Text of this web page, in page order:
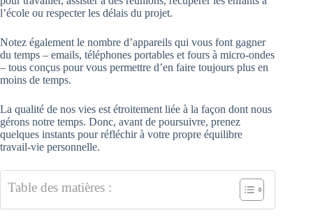
l’école ou respecter les délais du projet.
Notez également le nombre d’appareils qui vous font gagner
du temps – emails, téléphones portables et fours à micro-ondes
– tous conçus pour vous permettre d’en faire toujours plus en
moins de temps.
La qualité de nos vies est étroitement liée à la façon dont nous
gérons notre temps. Donc, avant de poursuivre, prenez
quelques instants pour réfléchir à votre propre équilibre
travail-vie personnelle.
Table des matières :